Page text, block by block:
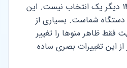
آپدیت گوشی در سال ۱۴۰۵ دیگر یک انتخاب نیست. این
دستگاه شماست. بسیاری از
فقط ظاهر منوها را تغییر
این تغییرات بصری ساده